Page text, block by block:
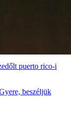
puerto rico-i
beszéljük